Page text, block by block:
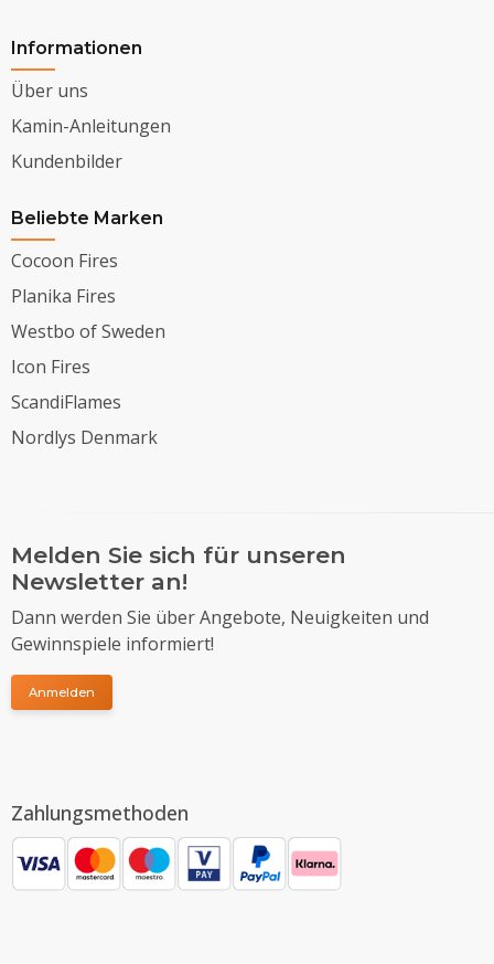
Informationen
Über uns
Kamin-Anleitungen
Kundenbilder
Beliebte Marken
Cocoon Fires
Planika Fires
Westbo of Sweden
Icon Fires
ScandiFlames
Nordlys Denmark
Melden Sie sich für unseren
Newsletter an!
Dann werden Sie über Angebote, Neuigkeiten und
Gewinnspiele informiert!
Anmelden
Zahlungsmethoden